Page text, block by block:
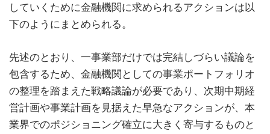
していくために金融機関に求められるアクションは以
下のようにまとめられる。
先述のとおり、一事業部だけでは完結しづらい議論を
包含するため、金融機関としての事業ポートフォリオ
の整理を踏まえた戦略議論が必要であり、次期中期経
営計画や事業計画を見据えた早急なアクションが、本
業界でのポジショニング確立に大きく寄与するものと